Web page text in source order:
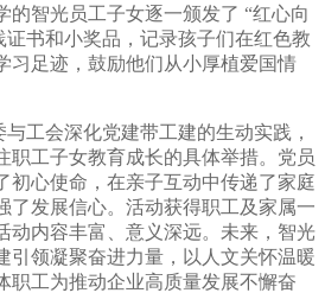
的智光员工子女逐一颁发了 “红心向
证书和小奖品，记录孩子们在红色教
习足迹，鼓励他们从小厚植爱国情
工会深化党建带工建的生动实践，
职工子女教育成长的具体举措。党员
初心使命，在亲子互动中传递了家庭
了发展信心。活动获得职工及家属一
动内容丰富、意义深远。未来，智光
引领凝聚奋进力量，以人文关怀温暖
职工为推动企业高质量发展不懈奋